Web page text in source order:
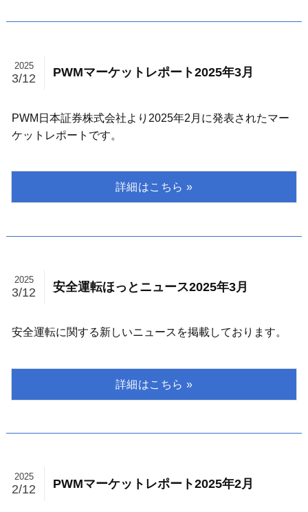
PWMマーケットレポート2025年3月
2025
3/12
PWM日本証券株式会社より2025年2月に発表されたマー
ケットレポートです。
安全運転ほっとニュース2025年3月
2025
3/12
安全運転に関する新しいニュースを掲載しております。
PWMマーケットレポート2025年2月
2025
2/12